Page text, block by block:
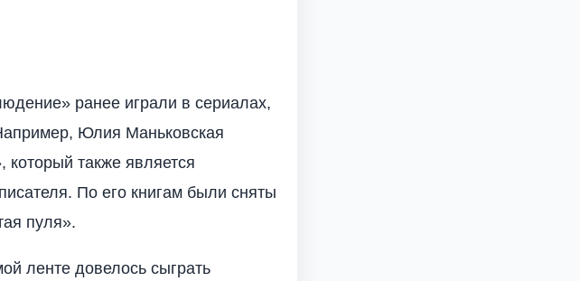
ранее играли в сериалах,
Юлия Маньковская
который также является
По его книгам были сняты
пуля».
ленте довелось сыграть